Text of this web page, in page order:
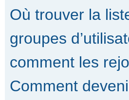
Où trouver la
groupes
comment les
Comment